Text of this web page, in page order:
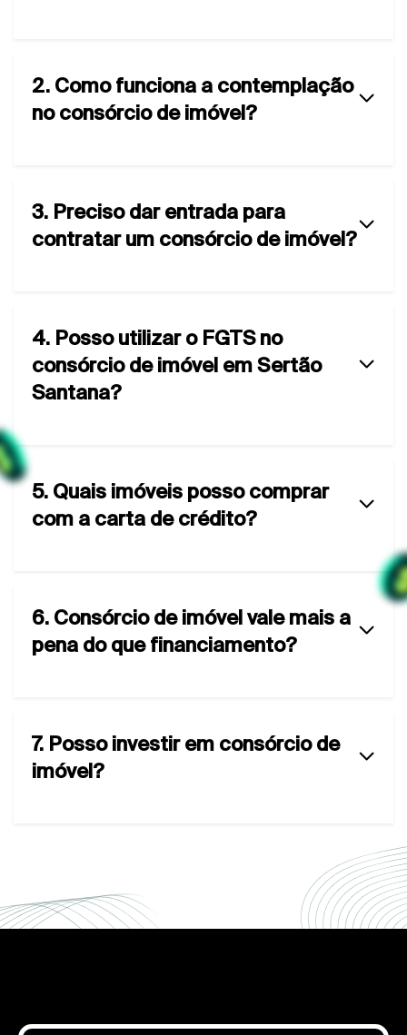
2. Como funciona a contemplação
no consórcio de imóvel?
3. Preciso dar entrada para
contratar um consórcio de imóvel?
4. Posso utilizar o FGTS no
consórcio de imóvel em Sertão
Santana?
5. Quais imóveis posso comprar
com a carta de crédito?
6. Consórcio de imóvel vale mais a
pena do que financiamento?
7. Posso investir em consórcio de
imóvel?